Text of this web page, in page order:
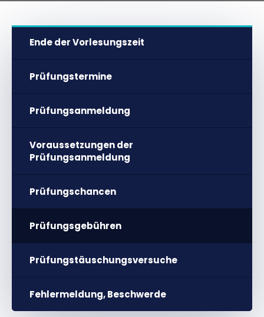
Ende der Vorlesungszeit
Prüfungstermine
Prüfungsanmeldung
Voraussetzungen der
Prüfungsanmeldung
Prüfungschancen
Prüfungsgebühren
Prüfungstäuschungsversuche
Fehlermeldung, Beschwerde